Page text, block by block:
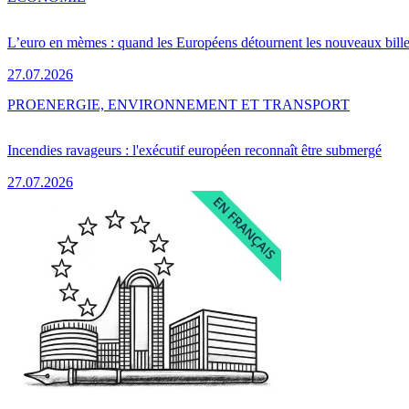
L’euro en mèmes : quand les Européens détournent les nouveaux
27.07.2026
Incendies ravageurs : l'exécutif européen reconnaît être submergé
27.07.2026
PROENERGIE, ENVIRONNEMENT ET TRANSPORT